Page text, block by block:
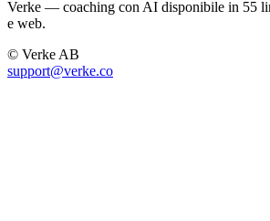
Verke — coaching con AI disponibile in 55
e web.
© Verke AB
support@verke.co